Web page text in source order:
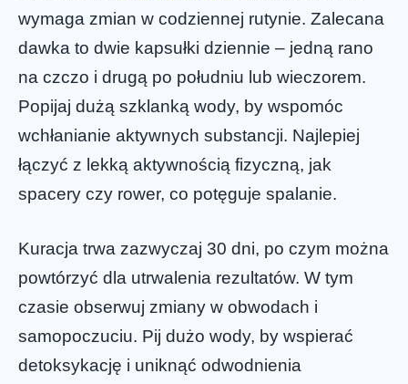
wymaga zmian w codziennej rutynie. Zalecana
dawka to dwie kapsułki dziennie – jedną rano
na czczo i drugą po południu lub wieczorem.
Popijaj dużą szklanką wody, by wspomóc
wchłanianie aktywnych substancji. Najlepiej
łączyć z lekką aktywnością fizyczną, jak
spacery czy rower, co potęguje spalanie.
Kuracja trwa zazwyczaj 30 dni, po czym można
powtórzyć dla utrwalenia rezultatów. W tym
czasie obserwuj zmiany w obwodach i
samopoczuciu. Pij dużo wody, by wspierać
detoksykację i uniknąć odwodnienia